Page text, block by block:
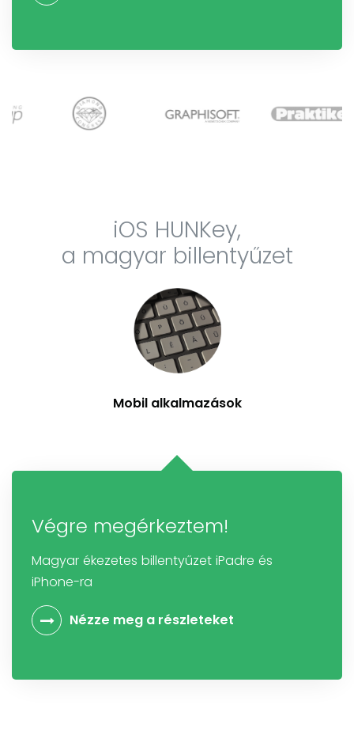
iOS HUNKey,
a magyar billentyűzet
Mobil alkalmazások
Végre megérkeztem!
Magyar ékezetes billentyűzet iPadre és
iPhone-ra
Nézze meg a részleteket